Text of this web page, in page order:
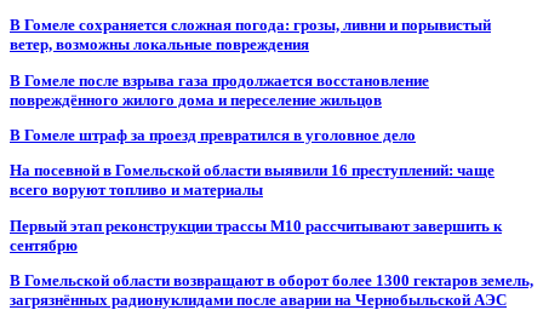
В Гомеле сохраняется сложная погода: грозы, ливни и порывистый
ветер, возможны локальные повреждения
В Гомеле после взрыва газа продолжается восстановление
повреждённого жилого дома и переселение жильцов
В Гомеле штраф за проезд превратился в уголовное дело
На посевной в Гомельской области выявили 16 преступлений: чаще
всего воруют топливо и материалы
Первый этап реконструкции трассы М10 рассчитывают завершить к
сентябрю
В Гомельской области возвращают в оборот более 1300 гектаров земель,
загрязнённых радионуклидами после аварии на Чернобыльской АЭС